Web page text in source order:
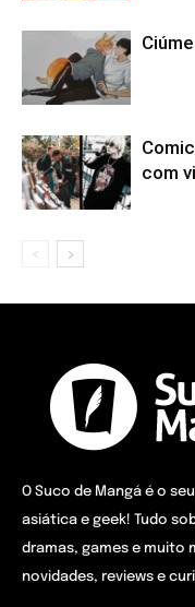
com
O Suco de Mangá é o
asiática e geek! Tudo
dramas, games e muito
novidades, reviews e